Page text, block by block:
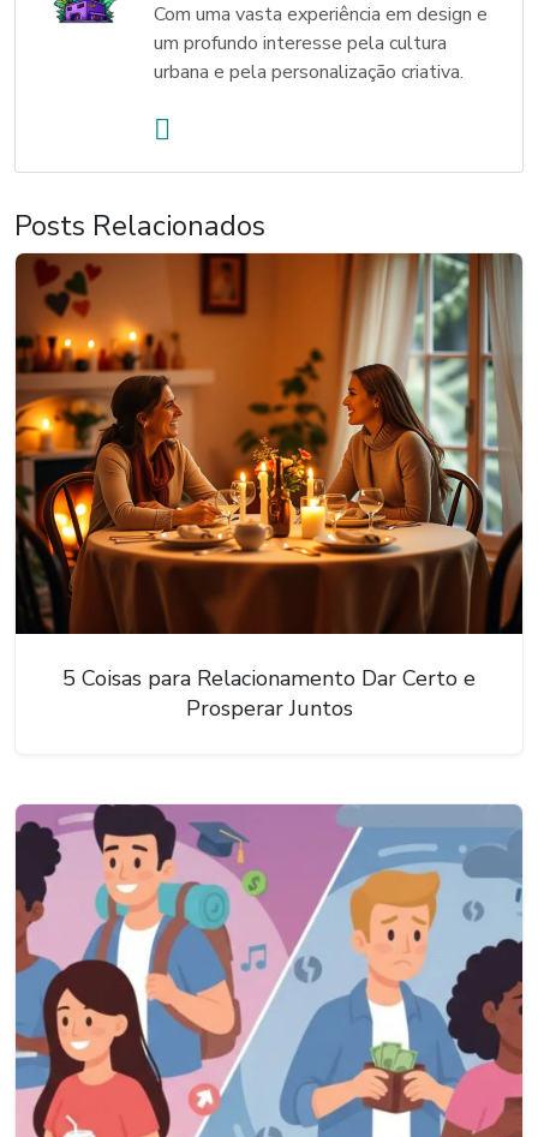
Com uma vasta experiência em design e
um profundo interesse pela cultura
urbana e pela personalização criativa.
Posts Relacionados
5 Coisas para Relacionamento Dar Certo e
Prosperar Juntos